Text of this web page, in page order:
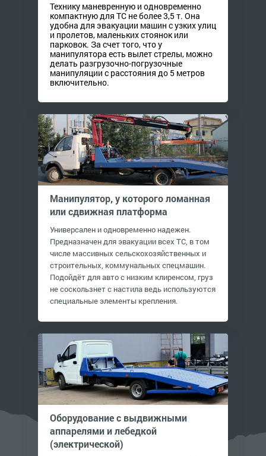
Технику маневренную и одновременно
компактную для ТС не более 3,5 т. Она
удобна для эвакуации машин с узких улиц
и пролетов, маленьких стоянок или
парковок. За счет того, что у
манипулятора есть вылет стрелы, можно
делать разгрузочно-погрузочные
манипуляции с расстояния до 5 метров
включительно.
Манипулятор, у которого ломанная
или сдвижная платформа
Универсален и одновременно надежен.
Предназначен для эвакуации всех ТС, в том
числе массивных сельскохозяйственных и
строительных, коммунальных спецмашин.
Подойдёт для авто с низким клиренсом, груз
не соскользнет с настила ведь используются
специальные элементы крепления.
Оборудование с выдвижными
аппарелями и лебедкой
(электрической)